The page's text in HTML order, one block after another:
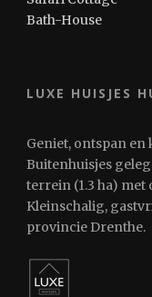
Bath-House
LUXE HUISJES
Geniet, ontspan en
Buitenhuisjes
terrein (1.3 ha) met
Kleinschalig,
provincie Drenthe.